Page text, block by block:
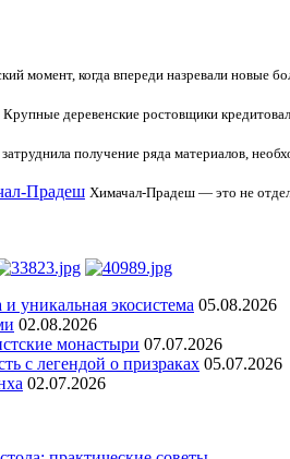
момент, когда впереди назревали новые
Крупные деревенские ростовщики
получение ряда материалов,
Прадеш Химачал-Прадеш — это не
уникальная экосистема 05.08.2026
02.08.2026
монастыри 07.07.2026
с легендой о призраках 05.07.2026
02.07.2026